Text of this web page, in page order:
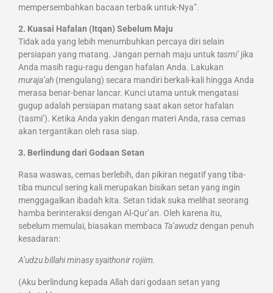
mempersembahkan bacaan terbaik untuk-Nya”.
2. Kuasai Hafalan (Itqan) Sebelum Maju
Tidak ada yang lebih menumbuhkan percaya diri selain
persiapan yang matang. Jangan pernah maju untuktasmi’jika
Anda masih ragu-ragu dengan hafalan Anda. Lakukan
muraja’ah (mengulang) secara mandiri berkali-kali hingga Anda
merasa benar-benar lancar. Kunci utama untuk mengatasi
gugup adalah persiapan matang saat akan setor hafalan
(tasmi’). Ketika Anda yakin dengan materi Anda, rasa cemas
akan tergantikan oleh rasa siap.
3. Berlindung dari Godaan Setan
Rasa waswas, cemas berlebih, dan pikiran negatif yang tiba-
tiba muncul sering kali merupakan bisikan setan yang ingin
menggagalkan ibadah kita. Setan tidak suka melihat seorang
hamba berinteraksi dengan Al-Qur’an. Oleh karena itu,
sebelum memulai, biasakan membaca Ta’awudzdengan penuh
kesadaran:
A’udzu billahi minasy syaithonir rojiim.
(Aku berlindung kepada Allah dari godaan setan yang